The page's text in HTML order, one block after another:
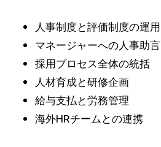
人事制度と評価制度の運用
マネージャーへの人事助言
採用プロセス全体の統括
人材育成と研修企画
給与支払と労務管理
海外HRチームとの連携